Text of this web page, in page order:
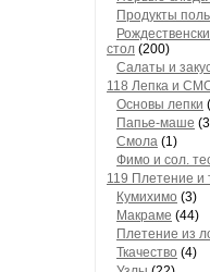
Продукты
стол (200)
Салаты и
118 Лепка и
Основы лепки
Папье-маше
Смола (1)
Фимо и сол.
119 Плетение и
Кумихимо (3)
Макраме (44)
Плетение из
Ткачество (4)